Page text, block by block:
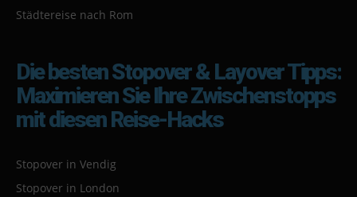
Städtereise nach Rom
Die besten Stopover & Layover Tipps:
Maximieren Sie Ihre Zwischenstopps
mit diesen Reise-Hacks
Stopover in Vendig
Stopover in London